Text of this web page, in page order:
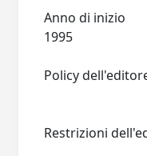
Anno di inizio
Policy
Restrizioni